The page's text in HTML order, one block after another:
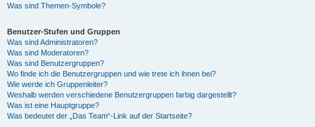
Was sind Themen-Symbole?
Benutzer-Stufen und Gruppen
Was sind Administratoren?
Was sind Moderatoren?
Was sind Benutzergruppen?
Wo finde ich die Benutzergruppen und wie trete ich ihnen bei?
Wie werde ich Gruppenleiter?
Weshalb werden verschiedene Benutzergruppen farbig dargestellt?
Was ist eine Hauptgruppe?
Was bedeutet der „Das Team“-Link auf der Startseite?